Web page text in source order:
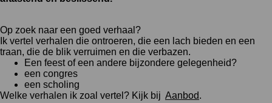
Op zoek naar een goed verhaal?
Ik vertel verhalen die ontroeren, die een lach bieden en een
traan, die de blik verruimen en die verbazen.
Een feest of een andere bijzondere gelegenheid?
een congres
een scholing
Welke verhalen ik zoal vertel? Kijk bij Aanbod.